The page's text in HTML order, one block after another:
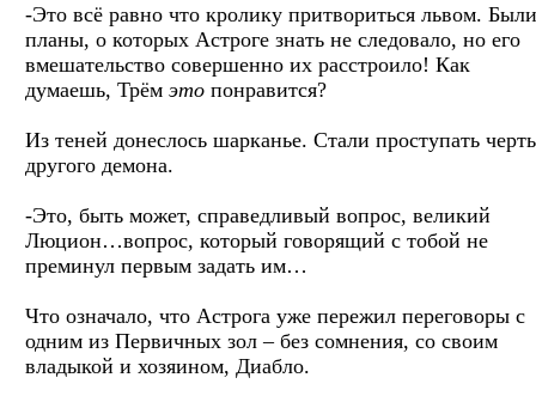
-Это всё равно что кролику притвориться львом. Были
планы, о которых Астроге знать не следовало, но его
вмешательство совершенно их расстроило! Как
думаешь, Трём это понравится?
Из теней донеслось шарканье. Стали проступать
другого демона.
-Это, быть может, справедливый вопрос, великий
Люцион…вопрос, который говорящий с тобой не
преминул первым задать им…
Что означало, что Астрога уже пережил переговоры с
одним из Первичных зол – без сомнения, со своим
владыкой и хозяином, Диабло.